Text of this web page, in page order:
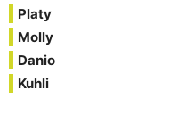
Platy
Molly
Danio
Kuhli